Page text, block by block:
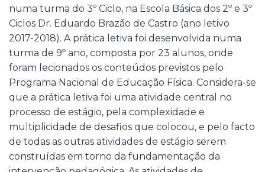
numa turma do 3º Ciclo, na Escola Básica dos 2º e 3º
Ciclos Dr. Eduardo Brazão de Castro (ano letivo
2017-2018). A prática letiva foi desenvolvida numa
turma de 9º ano, composta por 23 alunos, onde
foram lecionados os conteúdos previstos pelo
Programa Nacional de Educação Física. Considera-se
que a prática letiva foi uma atividade central no
processo de estágio, pela complexidade e
multiplicidade de desafios que colocou, e pelo facto
de todas as outras atividades de estágio serem
construídas em torno da fundamentação da